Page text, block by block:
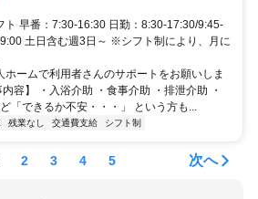
ト 早番：7:30-16:30 日勤：8:30-17:30/9:45-
土日含む週3日～ ※シフト制により、月に
ホームで利用者さんのサポートをお願いしま
容】 ・入浴介助 ・食事介助 ・排泄介助 ・
「できるか不安・・・」 という方も...
残業なし 交通費支給 シフト制
2 3 4 5 次へ